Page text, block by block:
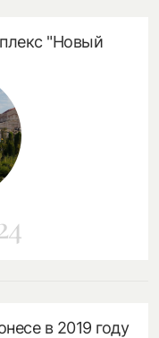
"Новый
в 2019 году